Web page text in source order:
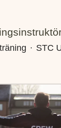
· STC